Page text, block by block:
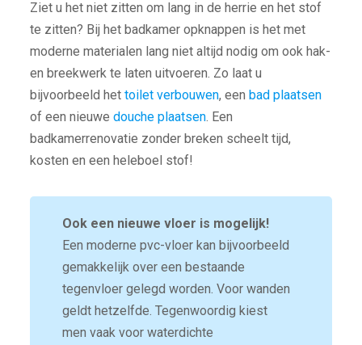
Ziet u het niet zitten om lang in de herrie en het stof
te zitten? Bij het badkamer opknappen is het met
moderne materialen lang niet altijd nodig om ook hak-
en breekwerk te laten uitvoeren. Zo laat u
bijvoorbeeld het toilet verbouwen, een bad plaatsen
of een nieuwe douche plaatsen. Een
badkamerrenovatie zonder breken scheelt tijd,
kosten en een heleboel stof!
Ook een nieuwe vloer is mogelijk!
Een moderne pvc-vloer kan bijvoorbeeld
gemakkelijk over een bestaande
tegenvloer gelegd worden. Voor wanden
geldt hetzelfde. Tegenwoordig kiest
men vaak voor waterdichte